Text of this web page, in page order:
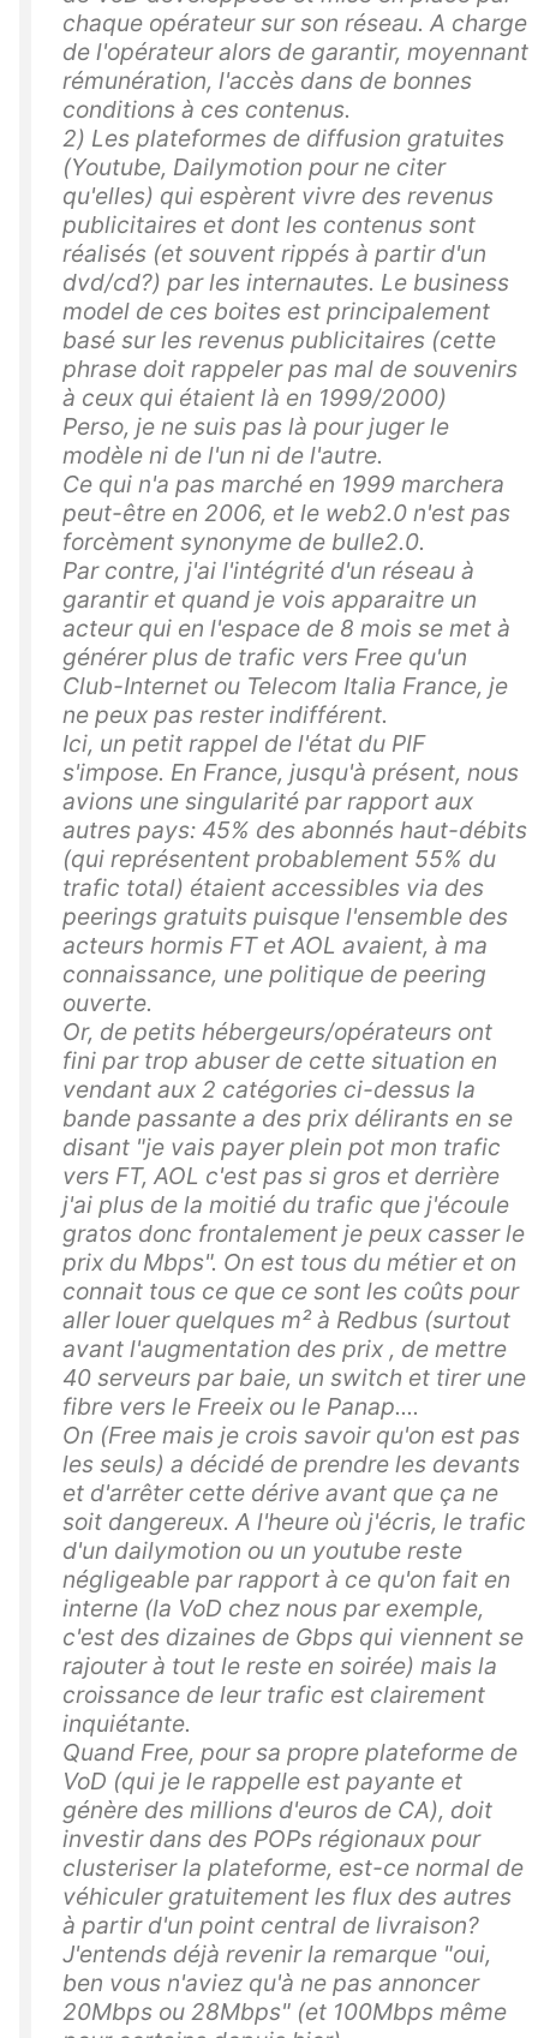
chaque opérateur sur son réseau. A charge
de l'opérateur alors de garantir, moyennant
rémunération, l'accès dans de bonnes
conditions à ces contenus.
2) Les plateformes de diffusion gratuites
(Youtube, Dailymotion pour ne citer
qu'elles) qui espèrent vivre des revenus
publicitaires et dont les contenus sont
réalisés (et souvent rippés à partir d'un
dvd/cd?) par les internautes. Le business
model de ces boites est principalement
basé sur les revenus publicitaires (cette
phrase doit rappeler pas mal de souvenirs
à ceux qui étaient là en 1999/2000)
Perso, je ne suis pas là pour juger le
modèle ni de l'un ni de l'autre.
Ce qui n'a pas marché en 1999 marchera
peut-être en 2006, et le web2.0 n'est pas
forcèment synonyme de bulle2.0.
Par contre, j'ai l'intégrité d'un réseau à
garantir et quand je vois apparaitre un
acteur qui en l'espace de 8 mois se met à
générer plus de trafic vers Free qu'un
Club-Internet ou Telecom Italia France, je
ne peux pas rester indifférent.
Ici, un petit rappel de l'état du PIF
s'impose. En France, jusqu'à présent, nous
avions une singularité par rapport aux
autres pays: 45% des abonnés haut-débits
(qui représentent probablement 55% du
trafic total) étaient accessibles via des
peerings gratuits puisque l'ensemble des
acteurs hormis FT et AOL avaient, à ma
connaissance, une politique de peering
ouverte.
Or, de petits hébergeurs/opérateurs ont
fini par trop abuser de cette situation en
vendant aux 2 catégories ci-dessus la
bande passante a des prix délirants en se
disant "je vais payer plein pot mon trafic
vers FT, AOL c'est pas si gros et derrière
j'ai plus de la moitié du trafic que j'écoule
gratos donc frontalement je peux casser le
prix du Mbps". On est tous du métier et on
connait tous ce que ce sont les coûts pour
aller louer quelques m² à Redbus (surtout
avant l'augmentation des prix , de mettre
40 serveurs par baie, un switch et tirer une
fibre vers le Freeix ou le Panap....
On (Free mais je crois savoir qu'on est pas
les seuls) a décidé de prendre les devants
et d'arrêter cette dérive avant que ça ne
soit dangereux. A l'heure où j'écris, le trafic
d'un dailymotion ou un youtube reste
négligeable par rapport à ce qu'on fait en
interne (la VoD chez nous par exemple,
c'est des dizaines de Gbps qui viennent se
rajouter à tout le reste en soirée) mais la
croissance de leur trafic est clairement
inquiétante.
Quand Free, pour sa propre plateforme de
VoD (qui je le rappelle est payante et
génère des millions d'euros de CA), doit
investir dans des POPs régionaux pour
clusteriser la plateforme, est-ce normal de
véhiculer gratuitement les flux des autres
à partir d'un point central de livraison?
J'entends déjà revenir la remarque "oui,
ben vous n'aviez qu'à ne pas annoncer
20Mbps ou 28Mbps" (et 100Mbps même